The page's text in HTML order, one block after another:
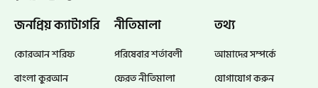
জনপ্রিয় ক্যাটাগরি
কোরআন শরিফ
বাংলা কুরআন
নীতিমালা
পরিষেবার শর্তাবলী
ফেরত নীতিমালা
তথ্য
আমাদের সম্পর্কে
যোগাযোগ করুন